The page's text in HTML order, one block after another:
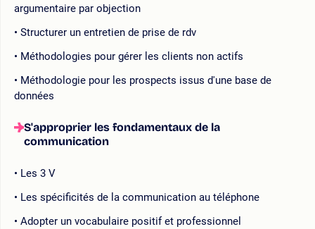
argumentaire par objection
Structurer un entretien de prise de rdv
Méthodologies pour gérer les clients non actifs
Méthodologie pour les prospects issus d'une base de
données
S'approprier les fondamentaux de la
communication
Les 3 V
Les spécificités de la communication au téléphone
Adopter un vocabulaire positif et professionnel